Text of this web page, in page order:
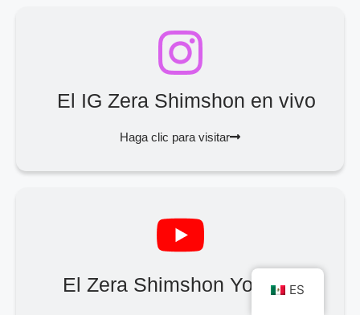
El IG Zera Shimshon en vivo
Haga clic para visitar
El Zera Shimshon YouTube
ES